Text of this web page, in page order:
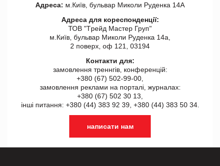
Адреса: м.Київ, бульвар Миколи Руденка 14А
Адреса для кореспонденції:
ТОВ "Tрейд Мастер Груп"
м.Київ, бульвар Миколи Руденка 14а,
2 поверх, оф 121, 03194
Контакти для:
замовлення треннгів, конференцій:
+380 (67) 502-99-00,
замовлення реклами на порталі, журналах:
+380 (67) 502 30 13,
інші питання: +380 (44) 383 92 39, +380 (44) 383 50 34.
написати нам